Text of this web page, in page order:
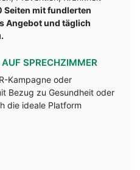
Seiten mit fundlerten
Angebot und täglich
SPRECHZIMMER
Kampagne oder
Bezug zu Gesundheit oder
die ideale Platform